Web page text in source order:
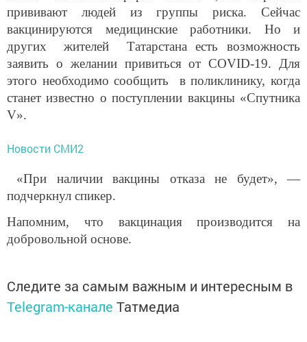
прививают людей из группы риска. Сейчас
вакцинируются медицинские работники. Но и
других жителей Татарстана есть возможность
заявить о желании привиться от COVID-19. Для
этого необходимо сообщить в поликлинику, когда
станет известно о поступлении вакцины «Спутника
V».
Новости СМИ2
«При наличии вакцины отказа не будет», —
подчеркнул спикер.
Напомним, что вакцинация производится на
добровольной основе.
Следите за самым важным и интересным в
Telegram-канале Татмедиа